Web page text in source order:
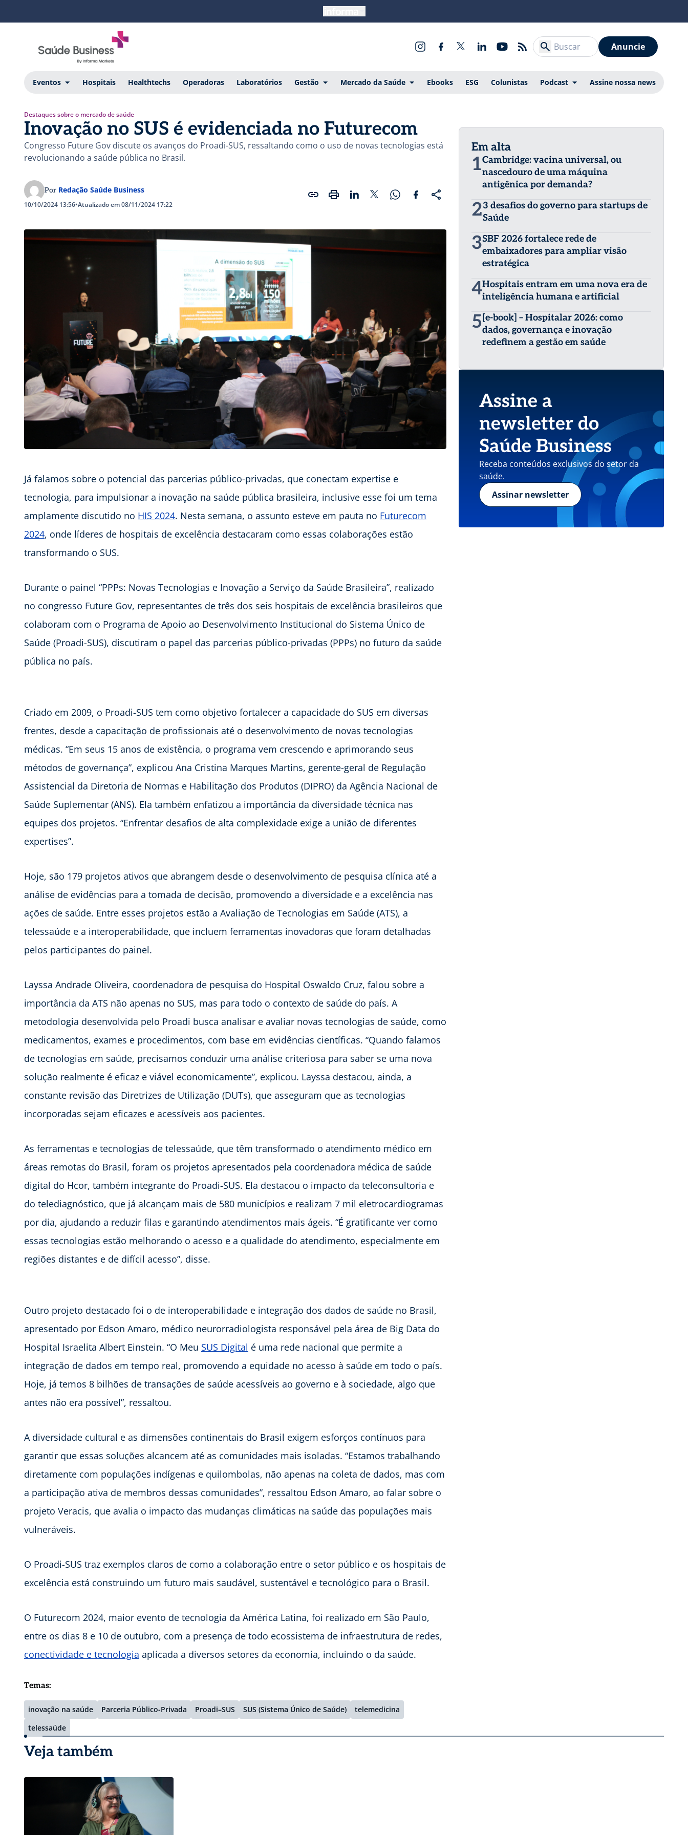
Anuncie
Eventos Hospitais Healthtechs Operadoras Laboratórios Gestão Mercado da Saúde Ebooks ESG Colunistas Podcast Assine nossa news
Destaques sobre o mercado de saúde
Inovação no SUS é evidenciada no Futurecom
Congresso Future Gov discute os avanços do Proadi-SUS, ressaltando como o uso de novas tecnologias está
revolucionando a saúde pública no Brasil.
Por Redação Saúde Business
10/10/2024 13:56•Atualizado em 08/11/2024 17:22
Já falamos sobre o potencial das parcerias público-privadas, que conectam expertise e
tecnologia, para impulsionar a inovação na saúde pública brasileira, inclusive esse foi um tema
amplamente discutido no HIS 2024. Nesta semana, o assunto esteve em pauta no Futurecom
2024, onde líderes de hospitais de excelência destacaram como essas colaborações estão
transformando o SUS.
Durante o painel “PPPs: Novas Tecnologias e Inovação a Serviço da Saúde Brasileira”, realizado
no congresso Future Gov, representantes de três dos seis hospitais de excelência brasileiros que
colaboram com o Programa de Apoio ao Desenvolvimento Institucional do Sistema Único de
Saúde (Proadi-SUS), discutiram o papel das parcerias público-privadas (PPPs) no futuro da saúde
pública no país.
Criado em 2009, o Proadi-SUS tem como objetivo fortalecer a capacidade do SUS em diversas
frentes, desde a capacitação de profissionais até o desenvolvimento de novas tecnologias
médicas. “Em seus 15 anos de existência, o programa vem crescendo e aprimorando seus
métodos de governança”, explicou Ana Cristina Marques Martins, gerente-geral de Regulação
Assistencial da Diretoria de Normas e Habilitação dos Produtos (DIPRO) da Agência Nacional de
Saúde Suplementar (ANS). Ela também enfatizou a importância da diversidade técnica nas
equipes dos projetos. “Enfrentar desafios de alta complexidade exige a união de diferentes
expertises”.
Hoje, são 179 projetos ativos que abrangem desde o desenvolvimento de pesquisa clínica até a
análise de evidências para a tomada de decisão, promovendo a diversidade e a excelência nas
ações de saúde. Entre esses projetos estão a Avaliação de Tecnologias em Saúde (ATS), a
telessaúde e a interoperabilidade, que incluem ferramentas inovadoras que foram detalhadas
pelos participantes do painel.
Layssa Andrade Oliveira, coordenadora de pesquisa do Hospital Oswaldo Cruz, falou sobre a
importância da ATS não apenas no SUS, mas para todo o contexto de saúde do país. A
metodologia desenvolvida pelo Proadi busca analisar e avaliar novas tecnologias de saúde, como
medicamentos, exames e procedimentos, com base em evidências científicas. “Quando falamos
de tecnologias em saúde, precisamos conduzir uma análise criteriosa para saber se uma nova
solução realmente é eficaz e viável economicamente”, explicou. Layssa destacou, ainda, a
constante revisão das Diretrizes de Utilização (DUTs), que asseguram que as tecnologias
incorporadas sejam eficazes e acessíveis aos pacientes.
As ferramentas e tecnologias de telessaúde, que têm transformado o atendimento médico em
áreas remotas do Brasil, foram os projetos apresentados pela coordenadora médica de saúde
digital do Hcor, também integrante do Proadi-SUS. Ela destacou o impacto da teleconsultoria e
do telediagnóstico, que já alcançam mais de 580 municípios e realizam 7 mil eletrocardiogramas
por dia, ajudando a reduzir filas e garantindo atendimentos mais ágeis. “É gratificante ver como
essas tecnologias estão melhorando o acesso e a qualidade do atendimento, especialmente em
regiões distantes e de difícil acesso”, disse.
Outro projeto destacado foi o de interoperabilidade e integração dos dados de saúde no Brasil,
apresentado por Edson Amaro, médico neurorradiologista responsável pela área de Big Data do
Hospital Israelita Albert Einstein. “O Meu SUS Digital é uma rede nacional que permite a
integração de dados em tempo real, promovendo a equidade no acesso à saúde em todo o país.
Hoje, já temos 8 bilhões de transações de saúde acessíveis ao governo e à sociedade, algo que
antes não era possível”, ressaltou.
A diversidade cultural e as dimensões continentais do Brasil exigem esforços contínuos para
garantir que essas soluções alcancem até as comunidades mais isoladas. “Estamos trabalhando
diretamente com populações indígenas e quilombolas, não apenas na coleta de dados, mas com
a participação ativa de membros dessas comunidades”, ressaltou Edson Amaro, ao falar sobre o
projeto Veracis, que avalia o impacto das mudanças climáticas na saúde das populações mais
vulneráveis.
O Proadi-SUS traz exemplos claros de como a colaboração entre o setor público e os hospitais de
excelência está construindo um futuro mais saudável, sustentável e tecnológico para o Brasil.
O Futurecom 2024, maior evento de tecnologia da América Latina, foi realizado em São Paulo,
entre os dias 8 e 10 de outubro, com a presença de todo ecossistema de infraestrutura de redes,
conectividade e tecnologia aplicada a diversos setores da economia, incluindo o da saúde.
Temas:
inovação na saúde Parceria Público-Privada Proadi–SUS SUS (Sistema Único de Saúde)
telemedicina
telessaúde
Em alta
1Cambridge: vacina universal, ou
nascedouro de uma máquina
antigênica por demanda?
23 desafios do governo para startups de
Saúde
3SBF 2026 fortalece rede de
embaixadores para ampliar visão
estratégica
4Hospitais entram em uma nova era de
inteligência humana e artificial
5 [e-book] – Hospitalar 2026: como
dados, governança e inovação
redefinem a gestão em saúde
Assine a
newsletter do
Saúde Business
Receba conteúdos exclusivos do setor da
saúde.
Assinar newsletter
Veja também